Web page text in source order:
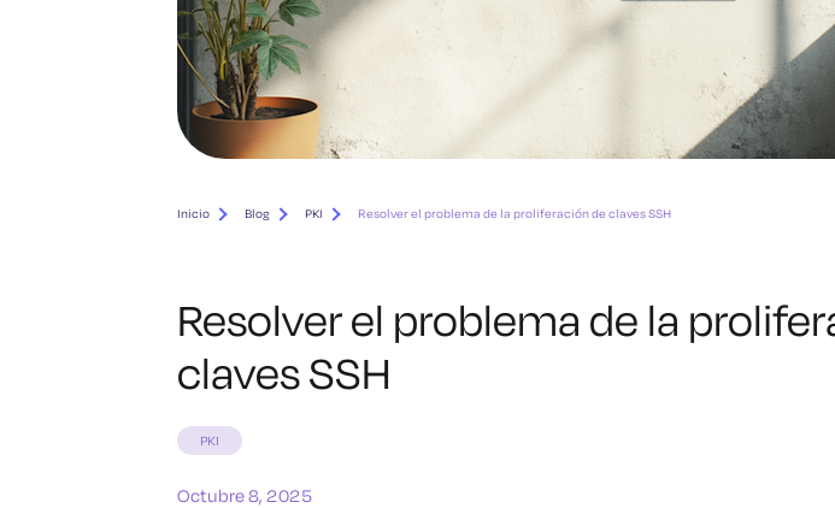
Inicio Blog PKI Resolver el problema de la proliferación de claves SSH
Resolver el problema de la
claves SSH
PKI
Octubre 8, 2025